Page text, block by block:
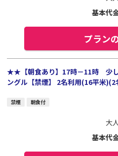
基本代
プラン
★★【朝食あり】17時－11時 少
ングル【禁煙】 2名利用(16平米)(2
禁煙 朝食付
大
基本代